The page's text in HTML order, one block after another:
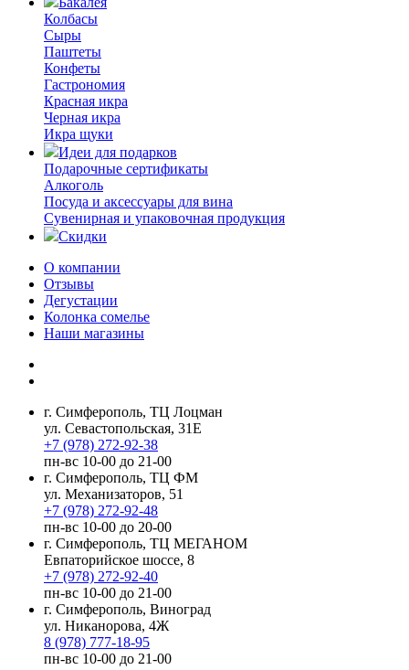
Колбасы
Сыры
Паштеты
Конфеты
Гастрономия
Красная икра
Черная икра
Икра щуки
Идеи для подарков
Подарочные сертификаты
Алкоголь
Посуда и аксессуары для вина
Сувенирная и упаковочная продукция
Скидки
О компании
Отзывы
Дегустации
Колонка сомелье
Наши магазины
г. Симферополь, ТЦ Лоцман
ул. Севастопольская, 31Е
+7 (978) 272-92-38
пн-вс 10-00 до 21-00
г. Симферополь, ТЦ ФМ
ул. Механизаторов, 51
+7 (978) 272-92-48
пн-вс 10-00 до 20-00
г. Симферополь, ТЦ МЕГАНОМ
Евпаторийское шоссе, 8
+7 (978) 272-92-40
пн-вс 10-00 до 21-00
г. Симферополь, Виноград
ул. Никанорова, 4Ж
8 (978) 777-18-95
пн-вс 10-00 до 21-00